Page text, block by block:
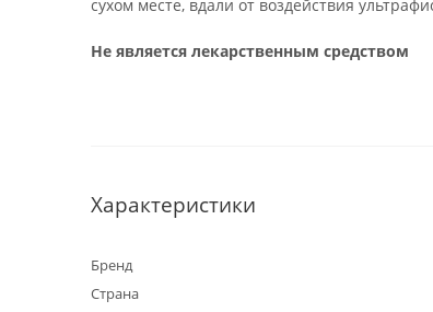
сухом месте, вдали от воздействия
Не является лекарственным средством
Характеристики
Бренд
Страна